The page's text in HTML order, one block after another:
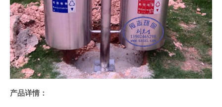
产品详情：